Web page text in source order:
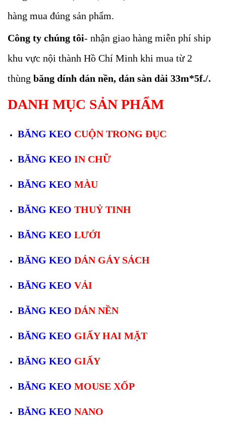
hàng mua đúng sản phẩm.
Công ty chúng tôi- nhận giao hàng miễn phí ship
khu vực nội thành Hồ Chí Minh khi mua từ 2
thùng băng dính dán nền, dán sàn dài 33m*5f./.
DANH MỤC SẢN PHẨM
BĂNG KEO CUỘN TRONG ĐỤC
BĂNG KEO IN CHỮ
BĂNG KEO MÀU
BĂNG KEO THUỶ TINH
BĂNG KEO LƯỚI
BĂNG KEO DÁN GÁY SÁCH
BĂNG KEO VẢI
BĂNG KEO DÁN NỀN
BĂNG KEO GIẤY HAI MẶT
BĂNG KEO GIẤY
BĂNG KEO MOUSE XỐP
BĂNG KEO NANO